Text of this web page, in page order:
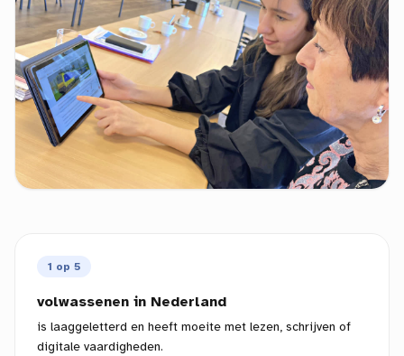
1 op 5
volwassenen in Nederland
is laaggeletterd en heeft moeite met lezen, schrijven of
digitale vaardigheden.